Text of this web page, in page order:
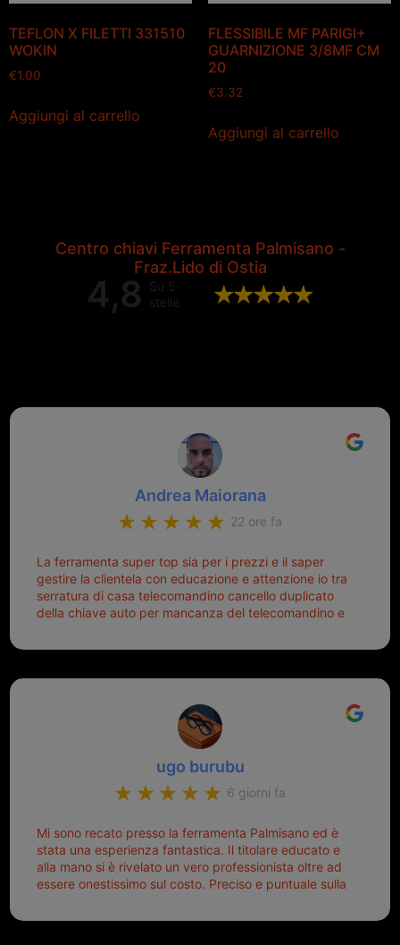
TEFLON X FILETTI 331510
WOKIN
€1.00
Aggiungi al carrello
FLESSIBILE MF PARIGI+
GUARNIZIONE 3/8MF CM
20
€3.32
Aggiungi al carrello
Centro chiavi Ferramenta Palmisano -
Fraz.Lido di Ostia
4,8
Su 5
stelle
Andrea Maiorana
22 ore fa
La ferramenta super top sia per i prezzi e il saper
gestire la clientela con educazione e attenzione io tra
serratura di casa telecomandino cancello duplicato
della chiave auto per mancanza del telecomandino e
meglio ferramenta de ostia e poi il prorietario il signor
ugo burubu
6 giorni fa
Mi sono recato presso la ferramenta Palmisano ed è
stata una esperienza fantastica. Il titolare educato e
alla mano si è rivelato un vero professionista oltre ad
essere onestissimo sul costo. Preciso e puntuale sulla